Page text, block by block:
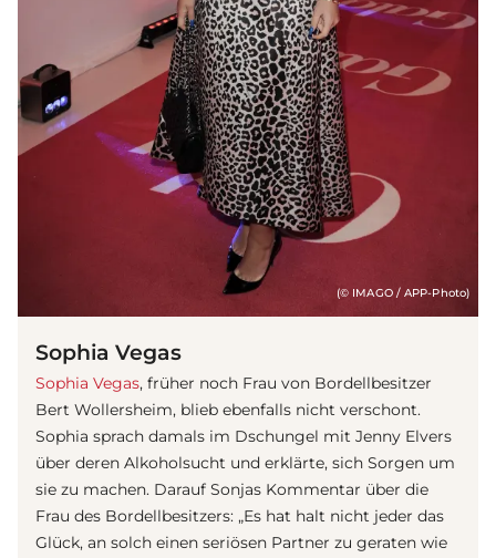
(© IMAGO / APP-Photo)
Sophia Vegas
Sophia Vegas, früher noch Frau von Bordellbesitzer
Bert Wollersheim, blieb ebenfalls nicht verschont.
Sophia sprach damals im Dschungel mit Jenny Elvers
über deren Alkoholsucht und erklärte, sich Sorgen um
sie zu machen. Darauf Sonjas Kommentar über die
Frau des Bordellbesitzers: „Es hat halt nicht jeder das
Glück, an solch einen seriösen Partner zu geraten wie